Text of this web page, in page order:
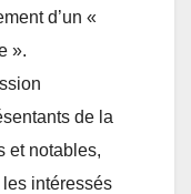
d’un «
».
de la
et notables,
intéressés